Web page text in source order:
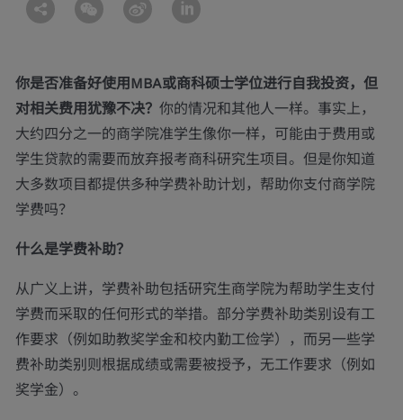
你是否准备好使用MBA或商科硕士学位进行自我投资，但
对相关费用犹豫不决？ 你的情况和其他人一样。事实上，
大约四分之一的商学院准学生像你一样，可能由于费用或
学生贷款的需要而放弃报考商科研究生项目。但是你知道
大多数项目都提供多种学费补助计划，帮助你支付商学院
学费吗？
什么是学费补助？
从广义上讲，学费补助包括研究生商学院为帮助学生支付
学费而采取的任何形式的举措。部分学费补助类别设有工
作要求（例如助教奖学金和校内勤工俭学），而另一些学
费补助类别则根据成绩或需要被授予，无工作要求（例如
奖学金）。